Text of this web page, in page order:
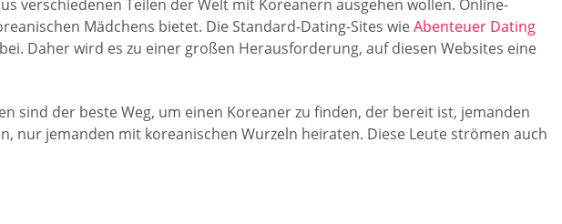
verschiedenen Teilen der Welt mit Koreanern ausgehen wollen. Online-
Mädchens bietet. Die Standard-Dating-Sites wieAbenteuer Dating
Daher wird es zu einer großen Herausforderung, auf diesen Websites eine
sind der beste Weg, um einen Koreaner zu finden, der bereit ist, jemanden
nur jemanden mit koreanischen Wurzeln heiraten. Diese Leute strömen auch